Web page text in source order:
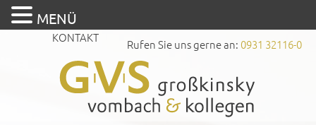
Rufen Sie uns gerne an: 0931 32116-0
KONTAKT
MENÜ